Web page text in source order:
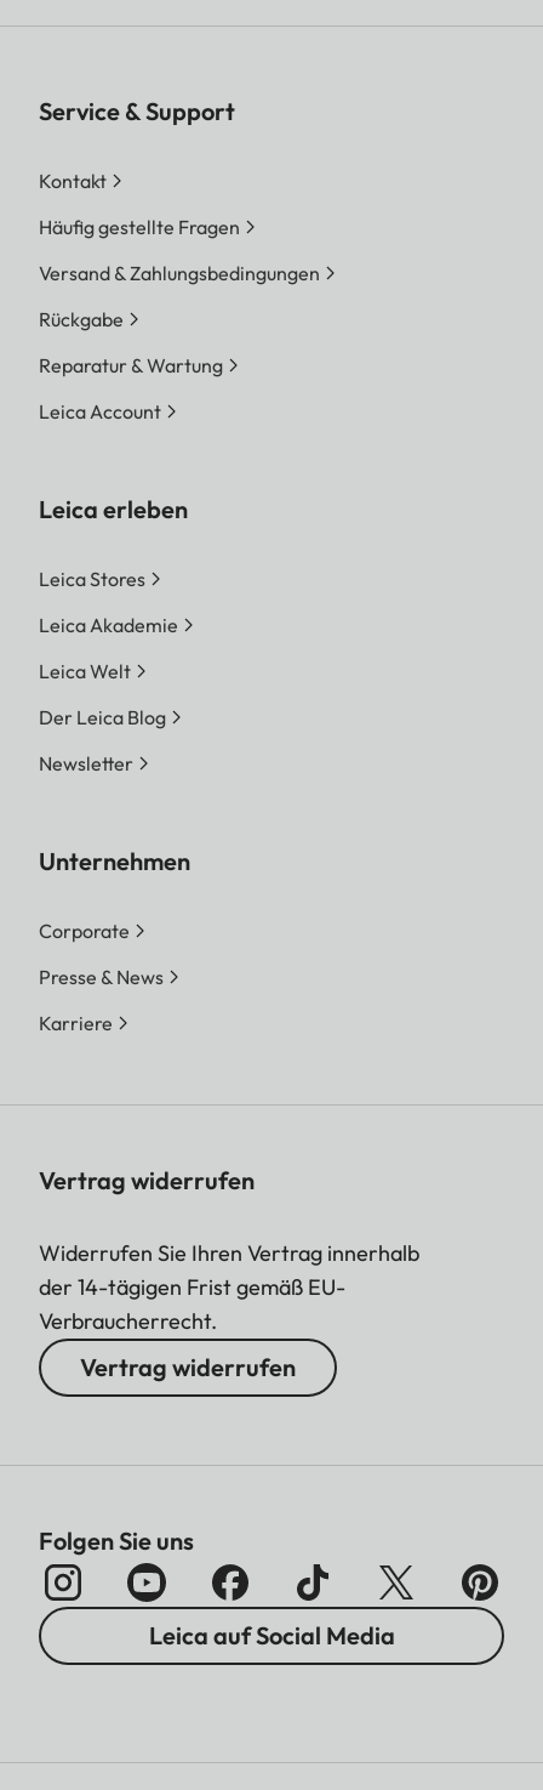
Service & Support
Kontakt
Häufig gestellte Fragen
Versand & Zahlungsbedingungen
Rückgabe
Reparatur & Wartung
Leica Account
Leica erleben
Leica Stores
Leica Akademie
Leica Welt
Der Leica Blog
Newsletter
Unternehmen
Corporate
Presse & News
Karriere
Vertrag widerrufen
Widerrufen Sie Ihren Vertrag innerhalb
der 14-tägigen Frist gemäß EU-
Verbraucherrecht.
Vertrag widerrufen
Folgen Sie uns
Leica auf Social Media